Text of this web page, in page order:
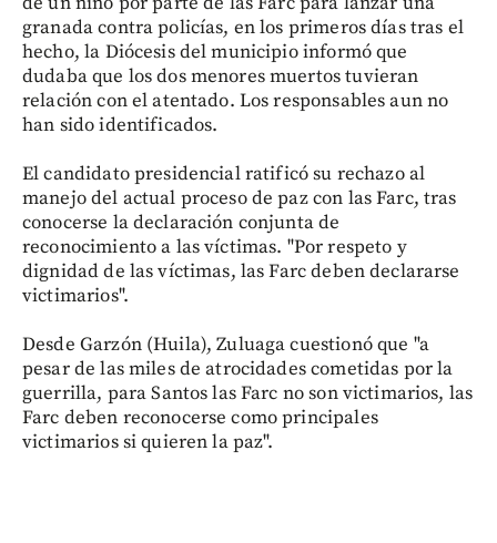
granada contra policías, en los primeros días tras el
hecho, la Diócesis del municipio informó que
dudaba que los dos menores muertos tuvieran
relación con el atentado. Los responsables aun no
han sido identificados.
El candidato presidencial ratificó su rechazo al
manejo del actual proceso de paz con las Farc, tras
conocerse la declaración conjunta de
reconocimiento a las víctimas. "Por respeto y
dignidad de las víctimas, las Farc deben declararse
victimarios".
Desde Garzón (Huila), Zuluaga cuestionó que "a
pesar de las miles de atrocidades cometidas por la
guerrilla, para Santos las Farc no son victimarios, las
Farc deben reconocerse como principales
victimarios si quieren la paz".